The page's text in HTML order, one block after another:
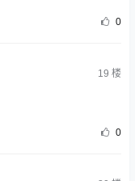
0
19 楼
0